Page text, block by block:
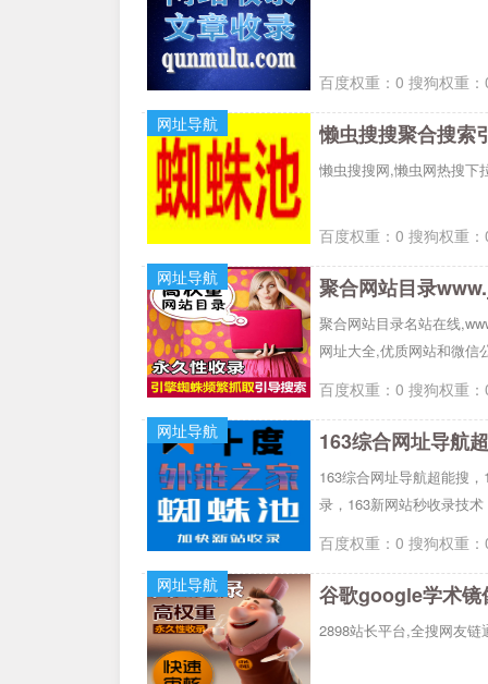
百度权重：0 搜狗权重
网址导航
懒虫搜搜聚合搜索
懒虫搜搜网,懒虫网热搜下
百度权重：0 搜狗权重
网址导航
聚合网站目录
聚合网站目录名站在线
网址大全,优质网站和微信
百度权重：0 搜狗权重
网址导航
163综合网址导航
163综合网址导航超能搜
录，163新网站秒收录技
百度权重：0 搜狗权重
网址导航
谷歌google学术镜
2898站长平台,全搜网友